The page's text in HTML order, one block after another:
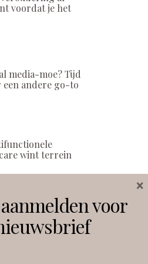
voordat je het
media-moe? Tijd
een andere go-to
wint terrein
voor
×